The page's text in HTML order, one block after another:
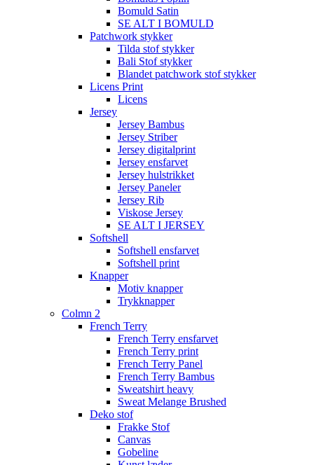
Bomuld Satin
SE ALT I BOMULD
Patchwork stykker
Tilda stof stykker
Bali Stof stykker
Blandet patchwork stof stykker
Licens Print
Licens
Jersey
Jersey Bambus
Jersey Striber
Jersey digitalprint
Jersey ensfarvet
Jersey hulstrikket
Jersey Paneler
Jersey Rib
Viskose Jersey
SE ALT I JERSEY
Softshell
Softshell ensfarvet
Softshell print
Knapper
Motiv knapper
Trykknapper
Colmn 2
French Terry
French Terry ensfarvet
French Terry print
French Terry Panel
French Terry Bambus
Sweatshirt heavy
Sweat Melange Brushed
Deko stof
Frakke Stof
Canvas
Gobeline